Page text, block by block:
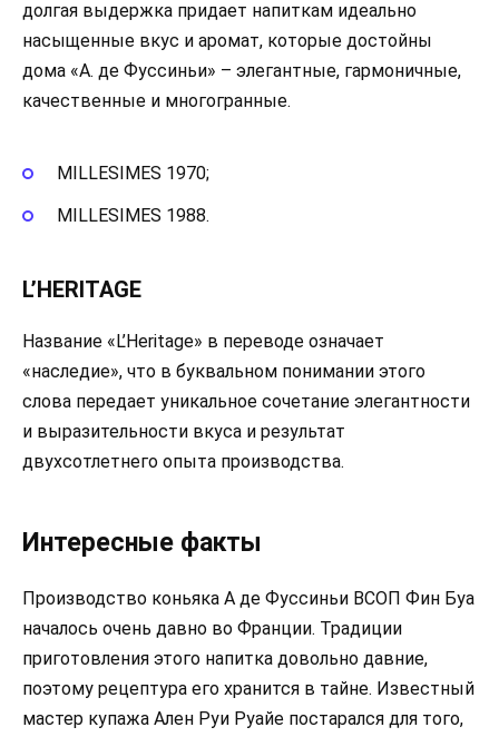
долгая выдержка придает напиткам идеально
насыщенные вкус и аромат, которые достойны
дома «А. де Фуссиньи» – элегантные, гармоничные,
качественные и многогранные.
MILLESIMES 1970;
MILLESIMES 1988.
L’HERITAGE
Название «L’Heritage» в переводе означает
«наследие», что в буквальном понимании этого
слова передает уникальное сочетание элегантности
и выразительности вкуса и результат
двухсотлетнего опыта производства.
Интересные факты
Производство коньяка А де Фуссиньи ВСОП Фин Буа
началось очень давно во Франции. Традиции
приготовления этого напитка довольно давние,
поэтому рецептура его хранится в тайне. Известный
мастер купажа Ален Руи Руайе постарался для того,